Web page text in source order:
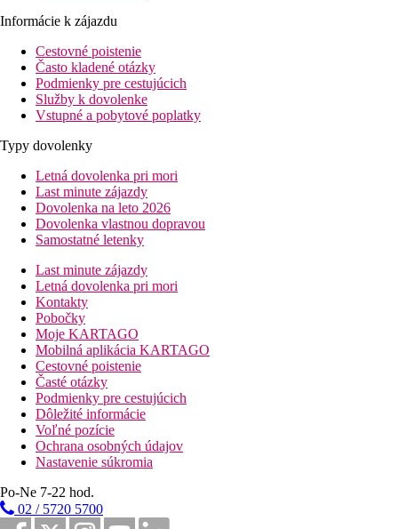
Informácie k zájazdu
Cestovné poistenie
Často kladené otázky
Podmienky pre cestujúcich
Služby k dovolenke
Vstupné a pobytové poplatky
Typy dovolenky
Letná dovolenka pri mori
Last minute zájazdy
Dovolenka na leto 2026
Dovolenka vlastnou dopravou
Samostatné letenky
Last minute zájazdy
Letná dovolenka pri mori
Kontakty
Pobočky
Moje KARTAGO
Mobilná aplikácia KARTAGO
Cestovné poistenie
Časté otázky
Podmienky pre cestujúcich
Dôležité informácie
Voľné pozície
Ochrana osobných údajov
Nastavenie súkromia
Po-Ne 7-22 hod.
02 / 5720 5700